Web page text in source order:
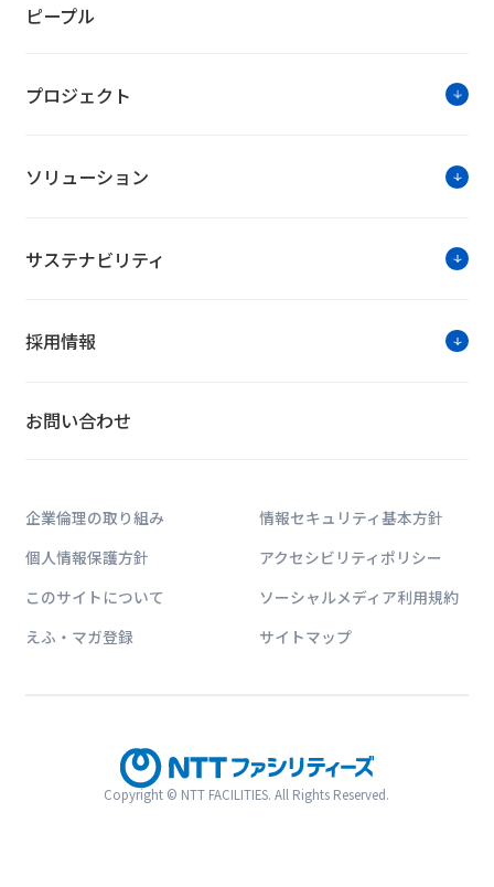
ピープル
プロジェクト
ソリューション
サステナビリティ
採用情報
お問い合わせ
企業倫理の取り組み
情報セキュリティ基本方針
個人情報保護方針
アクセシビリティポリシー
このサイトについて
ソーシャルメディア利用規約
えふ・マガ登録
サイトマップ
Copyright © NTT FACILITIES. All Rights Reserved.